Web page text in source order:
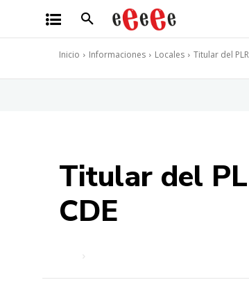
Inicio Informaciones Locales Titular del
Titular del
CDE